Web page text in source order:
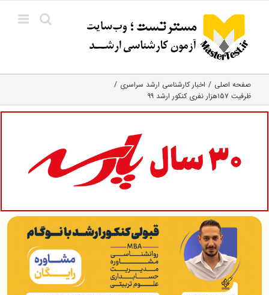
content
صفحه اصلی
اخبار کارشناسی ارشد سراسری
ظرفیت ۱۵۷هزار نفری کنکور ارشد ۹۹